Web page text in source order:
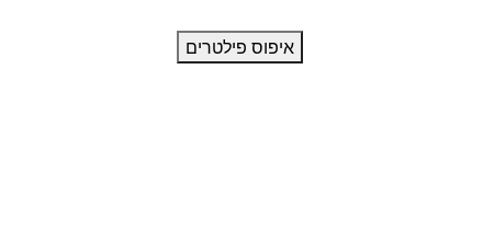
איפוס פילטרים